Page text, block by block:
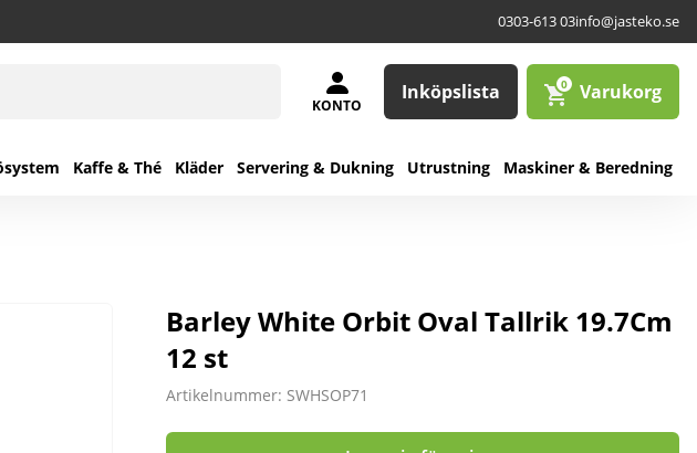
0303-613 03info@jasteko.se
KONTO
Inköpslista 0 Varukorg
Kaffe & Thé Kläder Servering & Dukning Utrustning Maskiner & Beredning
Barley White Orbit Oval Tallrik 19.7Cm
12 st
Artikelnummer: SWHSOP71